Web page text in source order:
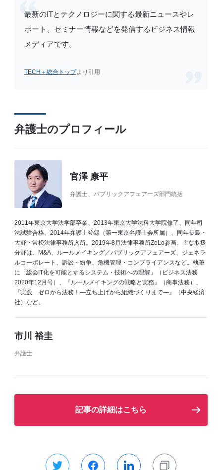
最新のITとテクノロジーに関する最新ニュースやレ
ポート、セミナー情報などを発信するビジネス情報
メディアです。
TECH＋総合トップより引用
弁護士のプロフィール
官澤 康平
弁護士、パブリックアフェアーズ部門統括
2011年東京大学法学部卒業、2013年東京大学法科大学院修了、同年司
法試験合格。2014年弁護士登録（第一東京弁護士会所属）、同年長島・
大野・常松法律事務所入所。2019年8月法律事務所ZeLo参画。主な取扱
分野は、M&A、ルールメイキング／パブリックアフェアーズ、ジェネラ
ルコーポレート、訴訟・紛争、危機管理・コンプライアンスなど。執筆
に「総会IT化を可能とするシステム・技術への理解」（ビジネス法務
2020年12月号）、『ルールメイキングの戦略と実務』（商事法務）、
『実践 ゼロから法務！―立ち上げから組織づくりまで―』（中央経済
社）など。
市川 裕圭
弁護士
記事の詳細はこちら